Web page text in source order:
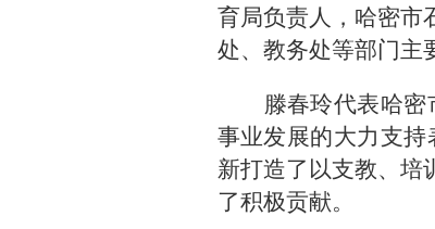
育局负责人，哈密市
处、教务处等部门主
滕春玲代表哈
事业发展的大力支持
新打造了以支教、培
了积极贡献。